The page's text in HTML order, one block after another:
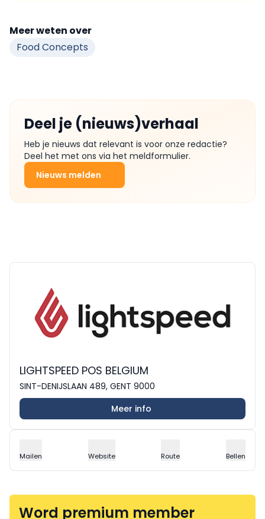
Meer weten over
Food Concepts
Deel je (nieuws)verhaal
Heb je nieuws dat relevant is voor onze redactie?
Deel het met ons via het meldformulier.
Nieuws melden
LIGHTSPEED POS BELGIUM
SINT-DENIJSLAAN 489, GENT 9000
Meer info
Mailen Website Route Bellen
Word premium member